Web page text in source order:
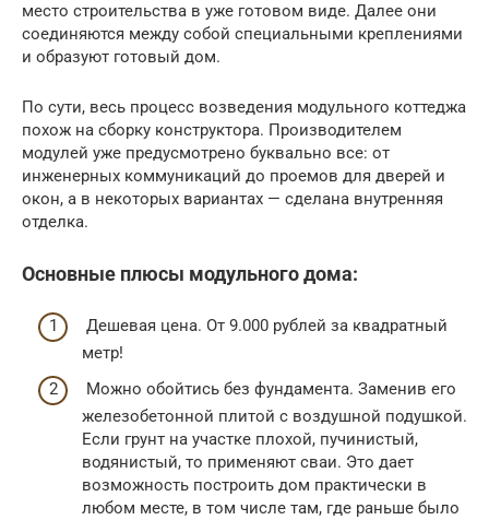
место строительства в уже готовом виде. Далее они
соединяются между собой специальными креплениями
и образуют готовый дом.
По сути, весь процесс возведения модульного коттеджа
похож на сборку конструктора. Производителем
модулей уже предусмотрено буквально все: от
инженерных коммуникаций до проемов для дверей и
окон, а в некоторых вариантах — сделана внутренняя
отделка.
Основные плюсы модульного дома:
Дешевая цена. От 9.000 рублей за квадратный
метр!
Можно обойтись без фундамента. Заменив его
железобетонной плитой с воздушной подушкой.
Если грунт на участке плохой, пучинистый,
водянистый, то применяют сваи. Это дает
возможность построить дом практически в
любом месте, в том числе там, где раньше было